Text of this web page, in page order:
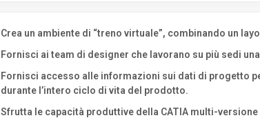
Crea un ambiente di “treno virtuale”, combinando un
Fornisci ai team di designer che lavorano su più sedi
Fornisci accesso alle informazioni sui dati di progetto
durante l’intero ciclo di vita del prodotto.
Sfrutta le capacità produttive della CATIA multi-